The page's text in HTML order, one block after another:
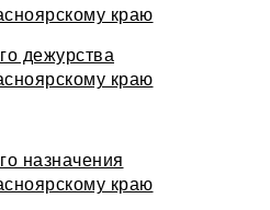
краю
дежурства
краю
назначения
краю